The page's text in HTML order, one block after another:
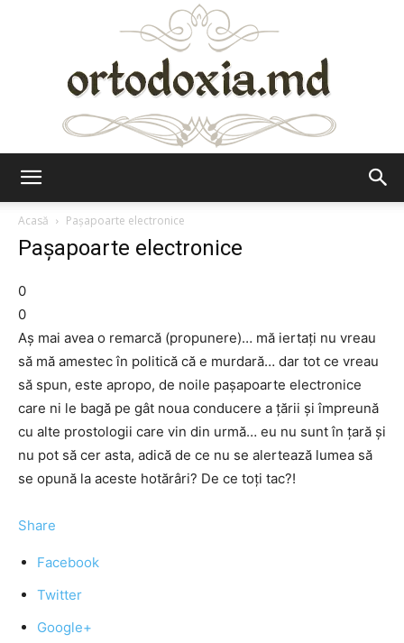
Acasă
Paşapoarte electronice
Paşapoarte electronice
0
0
Aş mai avea o remarcă (propunere)… mă iertaţi nu vreau
să mă amestec în politică că e murdară… dar tot ce vreau
să spun, este apropo, de noile paşapoarte electronice
care ni le bagă pe gât noua conducere a ţării şi împreună
cu alte prostologii care vin din urmă… eu nu sunt în ţară şi
nu pot să cer asta, adică de ce nu se alertează lumea să
se opună la aceste hotărâri? De ce toţi tac?!
Share
Facebook
Twitter
Google+